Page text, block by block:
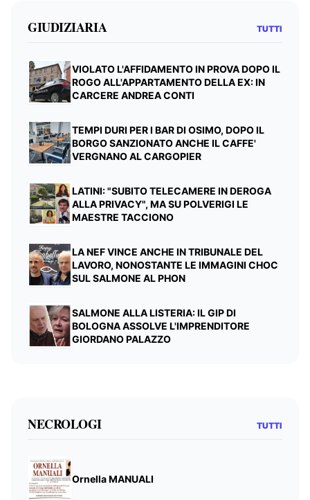
GIUDIZIARIA TUTTI
VIOLATO L'AFFIDAMENTO IN PROVA DOPO IL
ROGO ALL'APPARTAMENTO DELLA EX: IN
CARCERE ANDREA CONTI
TEMPI DURI PER I BAR DI OSIMO, DOPO IL
BORGO SANZIONATO ANCHE IL CAFFE'
VERGNANO AL CARGOPIER
LATINI: "SUBITO TELECAMERE IN DEROGA
ALLA PRIVACY", MA SU POLVERIGI LE
MAESTRE TACCIONO
LA NEF VINCE ANCHE IN TRIBUNALE DEL
LAVORO, NONOSTANTE LE IMMAGINI CHOC
SUL SALMONE AL PHON
SALMONE ALLA LISTERIA: IL GIP DI
BOLOGNA ASSOLVE L'IMPRENDITORE
GIORDANO PALAZZO
NECROLOGI TUTTI
Ornella MANUALI